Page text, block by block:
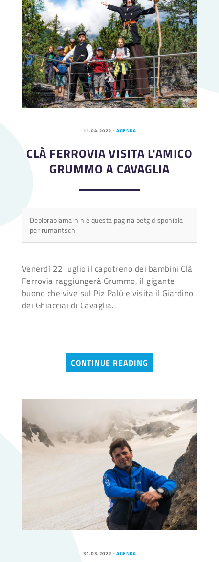
11.04.2022 -AGENDA
CLÀ FERROVIA VISITA L'AMICO
GRUMMO A CAVAGLIA
Deplorablamain n'è questa pagina betg disponibla
per rumantsch
Venerdì 22 luglio il capotreno dei bambini Clà
Ferrovia raggiungerà Grummo, il gigante
buono che vive sul Piz Palü e visita il Giardino
dei Ghiacciai di Cavaglia.
CONTINUE READING
31.03.2022 -AGENDA